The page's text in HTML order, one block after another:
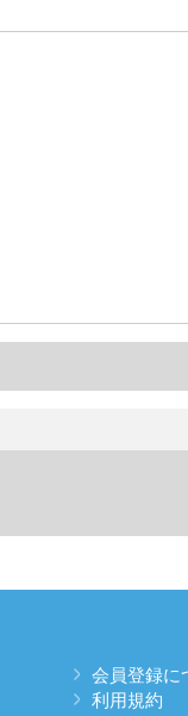
会員登録に
利用規約